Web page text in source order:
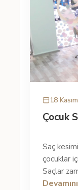
18
Çocuk
Saç
çocuklar
Saçlar
dolayı